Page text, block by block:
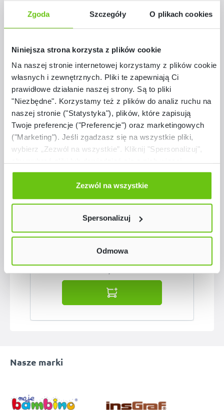
Zgoda Szczegóły O plikach cookies
Niniejsza strona korzysta z plików cookie
Na naszej stronie internetowej korzystamy z plików cookie:
własnych i zewnętrznych. Pliki te zapewniają Ci
prawidłowe działanie naszej strony. Są to pliki
"Niezbędne". Korzystamy też z plików do analiz ruchu na
naszej stronie ("Statystyka"), plików, które zapisują
Twoje preferencje ("Preferencje") oraz marketingowych
("Marketing"). Jeśli zgadzasz się na wszystkie pliki,
wybierz „Zezwól na wszystkie”. Kliknij "Spersonalizuj",
Odmów zgody poprzez przycisk „Odmowa”. Wtedy
użyjemy tylko plików niezbędnych dla naszej strony.
Twój wybór możesz zmienić przez kliknięcie przycisku w
Polityce prywatności
Zezwól na wszystkie
Spersonalizuj
Odmowa
Pomiń galerię produktów
Podobne z serii
Dostępne warianty
Krzesło P z pulpitem składanym
Nasze marki